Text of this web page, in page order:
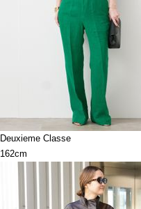
Deuxieme Classe
162cm